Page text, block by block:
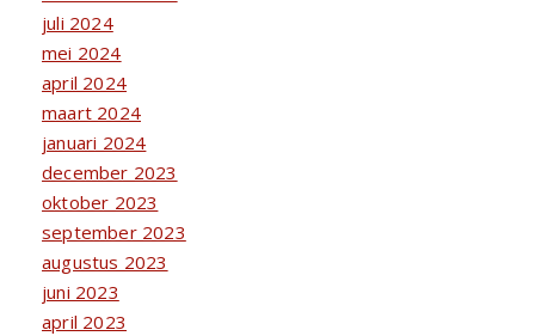
juli 2024
mei 2024
april 2024
maart 2024
januari 2024
december 2023
oktober 2023
september 2023
augustus 2023
juni 2023
april 2023